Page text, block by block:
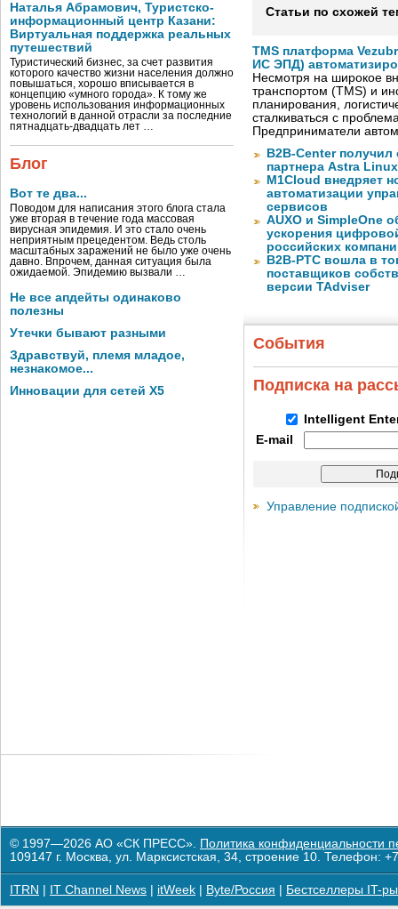
Наталья Абрамович, Туристско-
информационный центр Казани:
Виртуальная поддержка реальных
путешествий
Туристический бизнес, за счет развития
которого качество жизни населения должно
повышаться, хорошо вписывается в
концепцию «умного города». К тому же
уровень использования информационных
технологий в данной отрасли за последние
пятнадцать-двадцать лет …
Блог
Вот те два...
Поводом для написания этого блога стала
уже вторая в течение года массовая
вирусная эпидемия. И это стало очень
неприятным прецедентом. Ведь столь
масштабных заражений не было уже очень
давно. Впрочем, данная ситуация была
ожидаемой. Эпидемию вызвали …
Не все апдейты одинаково
полезны
Утечки бывают разными
Здравствуй, племя младое,
незнакомое...
Инновации для сетей X5
Статьи по схожей
TMS платформа
ИС ЭПД)
Несмотря на широкое
транспортом (TMS) и
планирования,
сталкиваться с
Предприниматели
B2B-Center получил
партнера Astra Linux
M1Cloud внедряет
автоматизации
сервисов
AUXO и SimpleOne
ускорения
российских
B2B-РТС вошла в
поставщиков
версии TAdviser
События
Подписка на
Intelligent
E-mail
Управление
© 1997—2026 АО «СК ПРЕСС». Политика конфиденциальности
109147 г. Москва, ул. Марксистская, 34, строение 10. Телефон:
ITRN IT Channel News itWeek Byte/Россия Бестселлеры IT-